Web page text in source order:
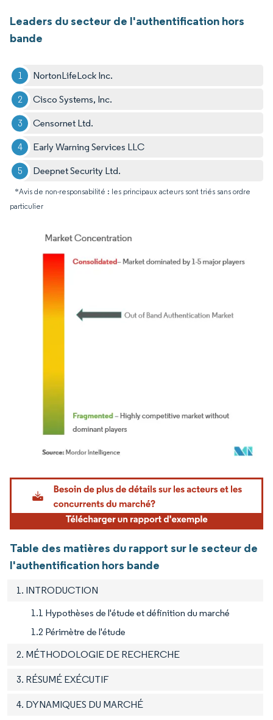
Leaders du secteur de l'authentification hors
bande
NortonLifeLock Inc.
Cisco Systems, Inc.
Censornet Ltd.
Early Warning Services LLC
Deepnet Security Ltd.
*Avis de non-responsabilité : les principaux acteurs sont triés sans ordre
particulier
Image © Mordor Intelligence. La réutilisation nécessite une attribution sous CC BY
Table des matières du rapport sur le secteur de
l'authentification hors bande
1. INTRODUCTION
1.1 Hypothèses de l'étude et définition du marché
1.2 Périmètre de l'étude
2. MÉTHODOLOGIE DE RECHERCHE
3. RÉSUMÉ EXÉCUTIF
4. DYNAMIQUES DU MARCHÉ